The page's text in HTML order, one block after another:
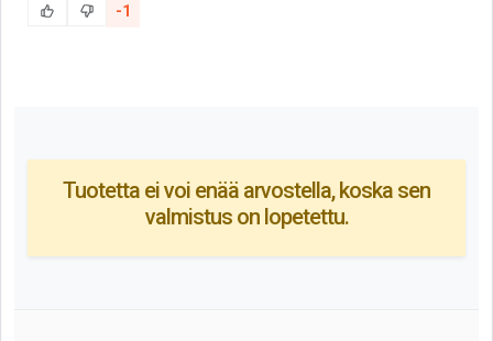
-1
Tuotetta ei voi enää arvostella, koska sen
valmistus on lopetettu.